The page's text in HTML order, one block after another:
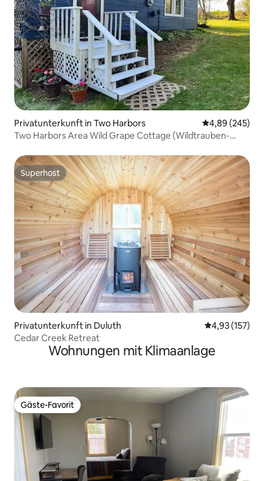
Privatunterkunft in Two Harbors
4,89 (245)
Two Harbors Area Wild Grape Cottage (Wildtrauben-
Superhost
Superhost
Privatunterkunft in Duluth
4,93 (157)
Cedar Creek Retreat
Wohnungen mit Klimaanlage
Gäste-Favorit
Gäste-Favorit